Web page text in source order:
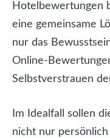
Hotelbewertungen
eine gemeinsame
nur das
Online-
Selbstverstrauen
Im Idealfall sollen
nicht nur